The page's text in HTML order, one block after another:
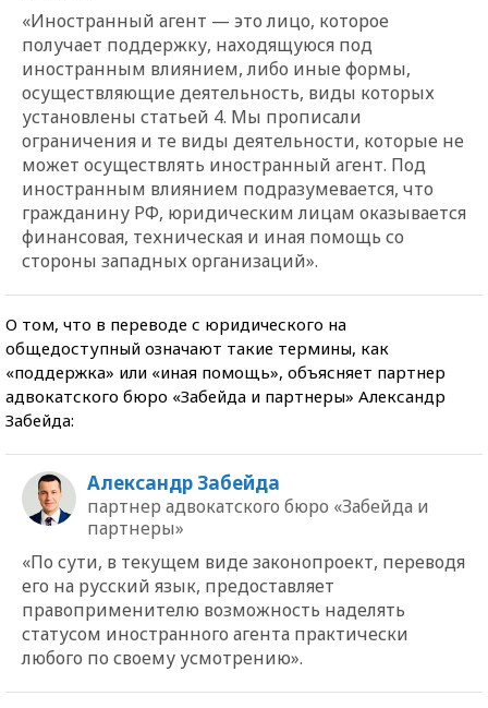
«Иностранный агент — это лицо, которое
получает поддержку, находящуюся под
иностранным влиянием, либо иные формы,
осуществляющие деятельность, виды которых
установлены статьей 4. Мы прописали
ограничения и те виды деятельности, которые не
может осуществлять иностранный агент. Под
иностранным влиянием подразумевается, что
гражданину РФ, юридическим лицам оказывается
финансовая, техническая и иная помощь со
стороны западных организаций».
О том, что в переводе с юридического на
общедоступный означают такие термины, как
«поддержка» или «иная помощь», объясняет партнер
адвокатского бюро «Забейда и партнеры» Александр
Забейда:
Александр Забейда
партнер адвокатского бюро «Забейда и
партнеры»
«По сути, в текущем виде законопроект, переводя
его на русский язык, предоставляет
правоприменителю возможность наделять
статусом иностранного агента практически
любого по своему усмотрению».